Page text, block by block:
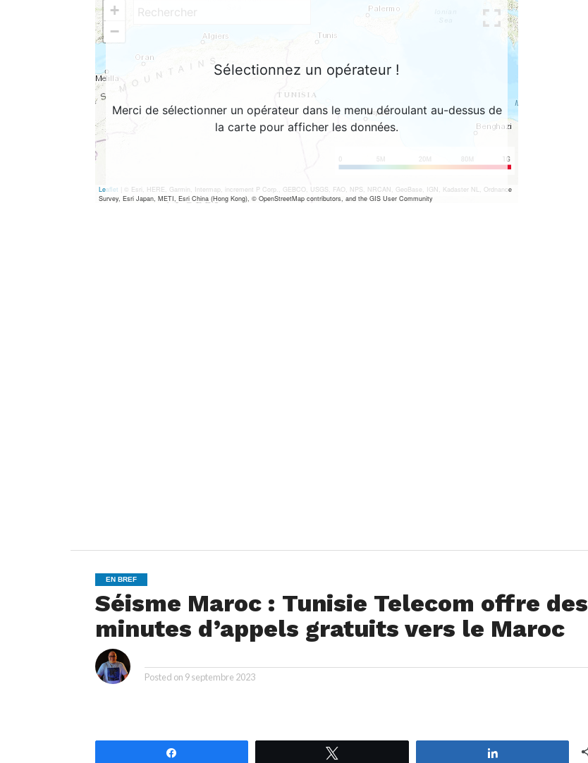
EN BREF
Séisme Maroc : Tunisie Telecom offre des
minutes d’appels gratuits vers le Maroc
Posted on 9 septembre 2023